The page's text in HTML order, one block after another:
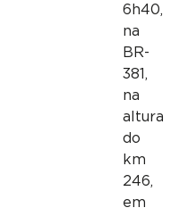
6h40,
na
BR-
381,
na
altura
do
km
246,
em